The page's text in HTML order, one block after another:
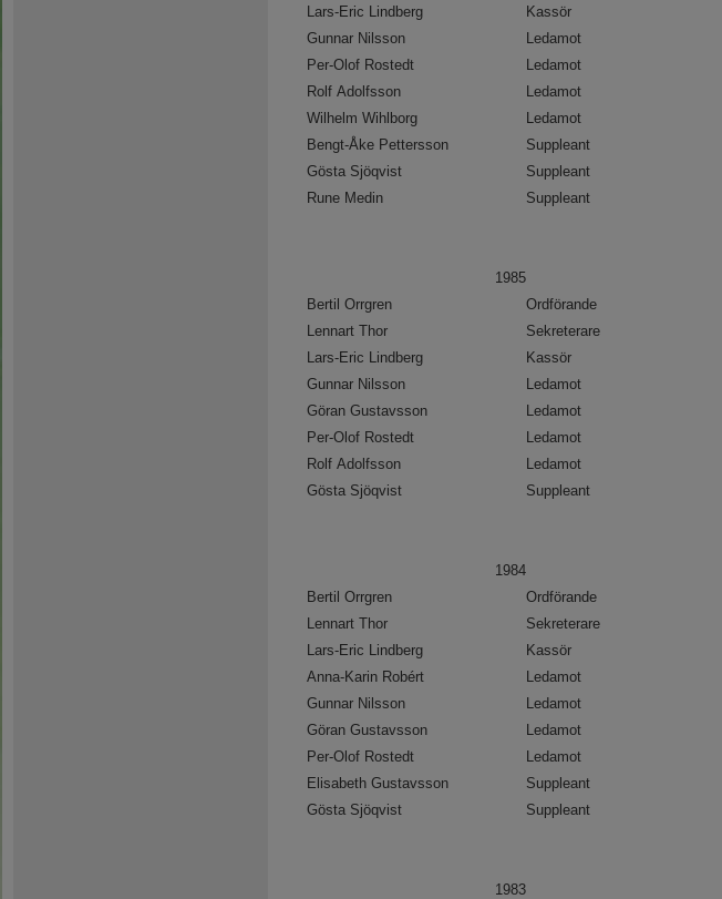
Lars-Eric Lindberg
Kassör
Gunnar Nilsson
Ledamot
Per-Olof Rostedt
Ledamot
Rolf Adolfsson
Ledamot
Wilhelm Wihlborg
Ledamot
Bengt-Åke Pettersson
Suppleant
Gösta Sjöqvist
Suppleant
Rune Medin
Suppleant
1985
Bertil Orrgren
Ordförande
Lennart Thor
Sekreterare
Lars-Eric Lindberg
Kassör
Gunnar Nilsson
Ledamot
Göran Gustavsson
Ledamot
Per-Olof Rostedt
Ledamot
Rolf Adolfsson
Ledamot
Gösta Sjöqvist
Suppleant
1984
Bertil Orrgren
Ordförande
Lennart Thor
Sekreterare
Lars-Eric Lindberg
Kassör
Anna-Karin Robért
Ledamot
Gunnar Nilsson
Ledamot
Göran Gustavsson
Ledamot
Per-Olof Rostedt
Ledamot
Elisabeth Gustavsson
Suppleant
Gösta Sjöqvist
Suppleant
1983